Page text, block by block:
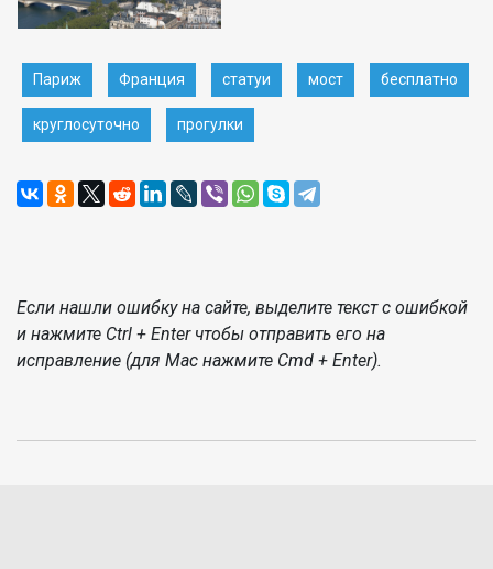
Париж Франция статуи мост бесплатно
круглосуточно прогулки
Если нашли ошибку на сайте, выделите текст с ошибкой
и нажмите Ctrl + Enter чтобы отправить его на
исправление (для Mac нажмите Cmd + Enter).